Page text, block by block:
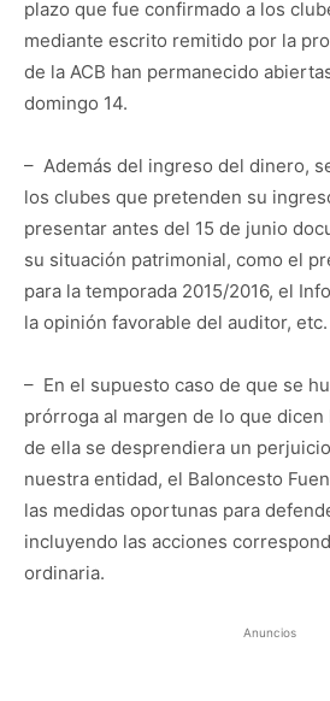
plazo que fue confirmado a los
mediante escrito remitido por la
de la ACB han permanecido
domingo 14.
– Además del ingreso del dinero,
los clubes que pretenden su
presentar antes del 15 de junio
su situación patrimonial, como el
para la temporada 2015/2016, el
la opinión favorable del auditor, etc.
– En el supuesto caso de que se
prórroga al margen de lo que
de ella se desprendiera un
nuestra entidad, el Baloncesto
las medidas oportunas para
incluyendo las acciones
ordinaria.
Anuncios